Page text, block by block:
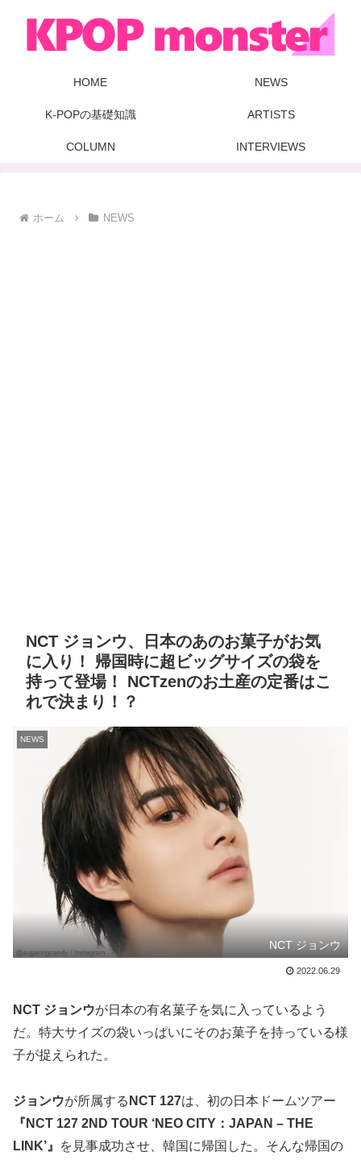
HOME NEWS
K-POPの基礎知識 ARTISTS
COLUMN INTERVIEWS
ホーム NEWS
NCT ジョンウ、日本のあのお菓子がお気
に入り！ 帰国時に超ビッグサイズの袋を
持って登場！ NCTzenのお土産の定番はこ
れで決まり！？
NEWS
NCT ジョンウ
2022.06.29
NCT ジョンウが日本の有名菓子を気に入っているよう
だ。特大サイズの袋いっぱいにそのお菓子を持っている様
子が捉えられた。
ジョンウが所属する NCT 127は、初の日本ドームツアー
『NCT 127 2ND TOUR ‘NEO CITY：JAPAN – THE
LINK’』
を見事成功させ、韓国に帰国した。そんな帰国の